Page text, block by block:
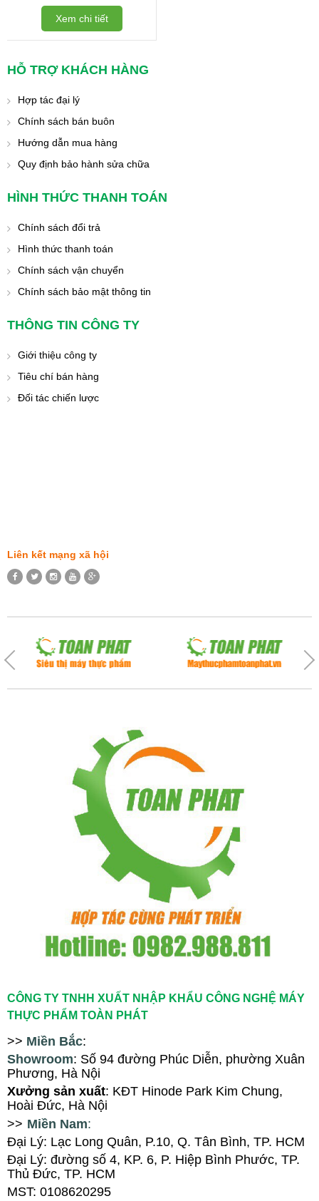
Xem chi tiết
HỖ TRỢ KHÁCH HÀNG
Hợp tác đại lý
Chính sách bán buôn
Hướng dẫn mua hàng
Quy định bảo hành sửa chữa
HÌNH THỨC THANH TOÁN
Chính sách đổi trả
Hình thức thanh toán
Chính sách vận chuyển
Chính sách bảo mật thông tin
THÔNG TIN CÔNG TY
Giới thiệu công ty
Tiêu chí bán hàng
Đối tác chiến lược
Liên kết mạng xã hội
CÔNG TY TNHH XUẤT NHẬP KHẨU CÔNG NGHỆ MÁY
THỰC PHẨM TOÀN PHÁT
>> Miền Bắc:
Showroom: Số 94 đường Phúc Diễn, phường Xuân
Phương, Hà Nội
Xưởng sản xuất: KĐT Hinode Park Kim Chung,
Hoài Đức, Hà Nội
>> Miền Nam:
Đại Lý: Lạc Long Quân, P.10, Q. Tân Bình, TP. HCM
Đại Lý: đường số 4, KP. 6, P. Hiệp Bình Phước, TP.
Thủ Đức, TP. HCM
MST: 0108620295